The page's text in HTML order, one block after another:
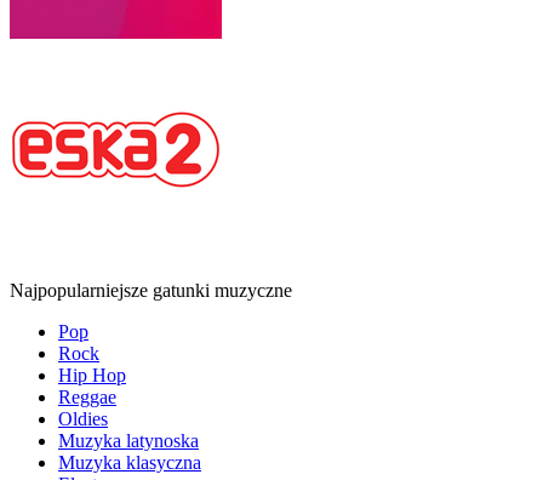
Najpopularniejsze gatunki muzyczne
Pop
Rock
Hip Hop
Reggae
Oldies
Muzyka latynoska
Muzyka klasyczna